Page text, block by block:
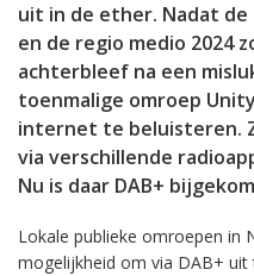
uit in de ether. Nadat
en de regio medio 2024
achterbleef na een
toenmalige omroep
internet te beluisteren.
via verschillende
Nu is daar DAB+
Lokale publieke omroepen in
mogelijkheid om via DAB+